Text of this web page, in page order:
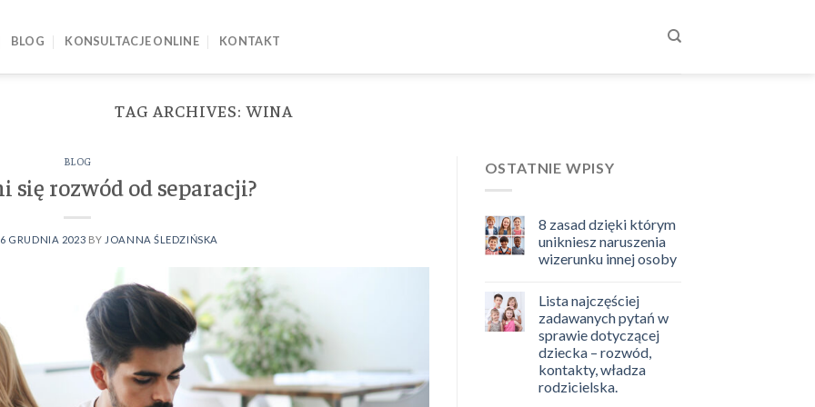
BLOG KONSULTACJE ONLINE KONTAKT
TAG ARCHIVES:WINA
BLOG
się rozwód od separacji?
6 GRUDNIA 2023 BY JOANNA ŚLEDZIŃSKA
OSTATNIE WPISY
8 zasad dzięki którym
unikniesz naruszenia
wizerunku innej osoby
Lista najczęściej
zadawanych pytań w
sprawie dotyczącej
dziecka – rozwód,
kontakty, władza
rodzicielska.